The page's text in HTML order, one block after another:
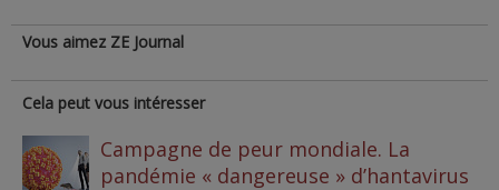
Vous aimez ZE Journal
Cela peut vous intéresser
Campagne de peur mondiale. La
pandémie « dangereuse » d’hantavirus